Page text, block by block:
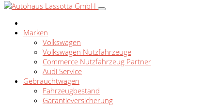
Marken
Volkswagen
Volkswagen Nutzfahrzeuge
Commerce Nutzfahrzeug Partner
Audi Service
Gebrauchtwagen
Fahrzeugbestand
Garantieversicherung